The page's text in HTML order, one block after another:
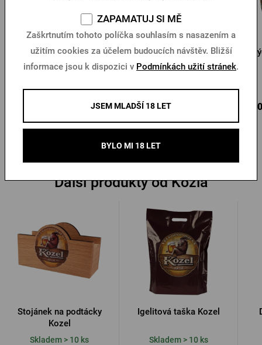
Sluneční brýle Kozel
Koupit
Krýgl Pilsner Urquell 0,3l
- Pravý originál
120 Kč
Další produkty od Kozla
Stojánek na podtácky
Kozel
Skladem > 10 ks
Igelitová taška Kozel
Skladem > 10 ks
ZAPAMATUJ SI MĚ
Zaškrtnutím tohoto políčka souhlasím s nasazením a
užitím cookies za účelem budoucích návštěv. Bližší
informace jsou k dispozici v Podmínkách užití stránek.
JSEM MLADŠÍ 18 LET
BYLO MI 18 LET